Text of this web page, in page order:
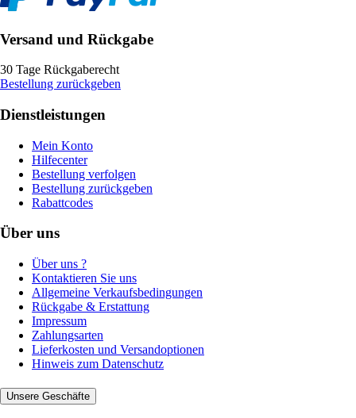
Versand und Rückgabe
30 Tage Rückgaberecht
Bestellung zurückgeben
Dienstleistungen
Mein Konto
Hilfecenter
Bestellung verfolgen
Bestellung zurückgeben
Rabattcodes
Über uns
Über uns ?
Kontaktieren Sie uns
Allgemeine Verkaufsbedingungen
Rückgabe & Erstattung
Impressum
Zahlungsarten
Lieferkosten und Versandoptionen
Hinweis zum Datenschutz
Unsere Geschäfte